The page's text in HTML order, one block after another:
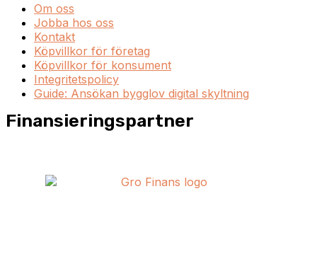
Om oss
Jobba hos oss
Kontakt
Köpvillkor för företag
Köpvillkor för konsument
Integritetspolicy
Guide: Ansökan bygglov digital skyltning
Finansieringspartner